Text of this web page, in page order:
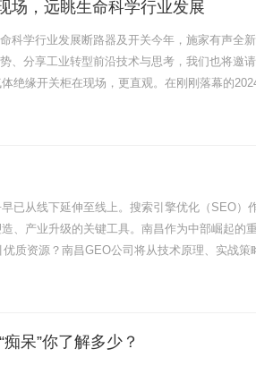
场，远眺生命科学行业发展
科学行业发展断路器及开关今年，施家有声全
、分享工业转型前沿技术与思考，我们也将邀
绝缘开关柜在现场，更直观。在刚刚落幕的
已从线下延伸至线上。搜索引擎优化（SEO）
、产业升级的关键工具。南昌作为中部崛起的
质资源？南昌GEO公司将从技术原理、实战策
呆”你了解多少？